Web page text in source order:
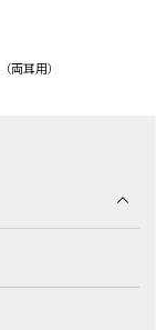
両耳用）